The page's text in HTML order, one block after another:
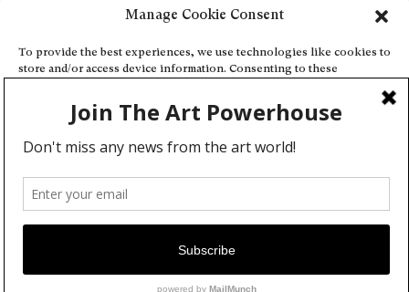
Manage Cookie Consent
To provide the best experiences, we use technologies like cookies to
store and/or access device information. Consenting to these
or unique IDs on this site. Not consenting or withdrawing consent,
may adversely affect certain features and functions.
Deny
View preferences
Accueil
Événements
À propos
Partenaires
Contact
Conditions générales
Confidentialité et cookies
Communiquer votre événement